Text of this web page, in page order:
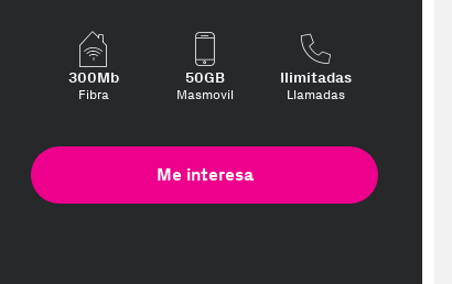
300Mb
Fibra
50GB
Masmovil
Ilimitadas
Llamadas
Me interesa